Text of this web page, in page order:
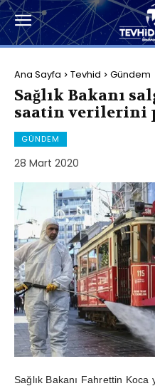
Ana Sayfa Tevhid Gündem
Sağlık Bakanı
saatin verilerini
GÜNDEM
28 Mart 2020
Sağlık Bakanı Fahrettin Koca